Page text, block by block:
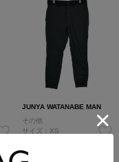
JUNYA WATANABE MAN
その他
サイズ：XS
9,200円（税込）